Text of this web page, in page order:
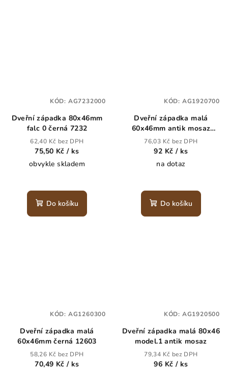
Dveřní západka 80x46mm
falc 0 černá 7232
62,40 Kč bez DPH
75,50 Kč / ks
obvykle skladem
Do košíku
KÓD: AG7232000
Dveřní západka malá
60x46mm antik mosaz
19207
76,03 Kč bez DPH
92 Kč / ks
na dotaz
Do košíku
KÓD: AG1920700
Dveřní západka malá
60x46mm černá 12603
58,26 Kč bez DPH
70,49 Kč / ks
KÓD: AG1260300
Dveřní západka malá 80x46
model.1 antik mosaz
79,34 Kč bez DPH
96 Kč / ks
KÓD: AG1920500